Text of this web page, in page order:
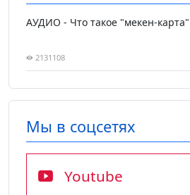
АУДИО - Что такое "мекен-
2131108
Мы в соцсетях
Youtube